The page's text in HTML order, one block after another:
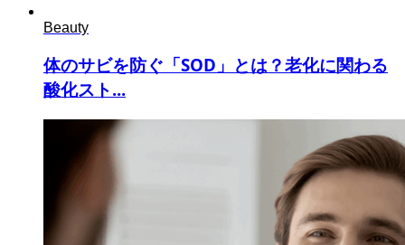
Beauty
体のサビを防ぐ「SOD」とは？老化に関わる
酸化スト...